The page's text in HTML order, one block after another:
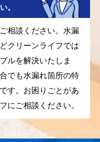
。
相談ください。水漏
クリーンライフでは
ルを解決いたしま
でも水漏れ箇所の特
す。お困りごとがあ
にご相談ください。